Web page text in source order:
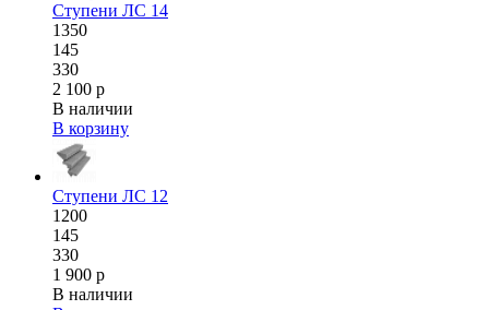
Ступени ЛС 14
1350
145
330
2 100 р
В наличии
В корзину
Ступени ЛС 12
1200
145
330
1 900 р
В наличии